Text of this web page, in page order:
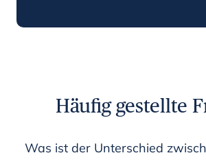
Häufig gestellte
Was ist der Unterschied